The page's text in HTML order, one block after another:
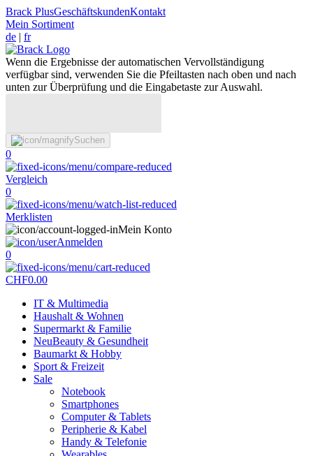
Brack PlusGeschäftskundenKontakt
Mein Sortiment
de | fr
Wenn die Ergebnisse der automatischen Vervollständigung
verfügbar sind, verwenden Sie die Pfeiltasten nach oben und nach
unten zur Überprüfung und die Eingabetaste zur Auswahl.
Suchen
0
Vergleich
0
Merklisten
Mein Konto
Anmelden
0
CHF0.00
IT & Multimedia
Haushalt & Wohnen
Supermarkt & Familie
NeuBeauty & Gesundheit
Baumarkt & Hobby
Sport & Freizeit
Sale
Notebook
Smartphones
Computer & Tablets
Peripherie & Kabel
Handy & Telefonie